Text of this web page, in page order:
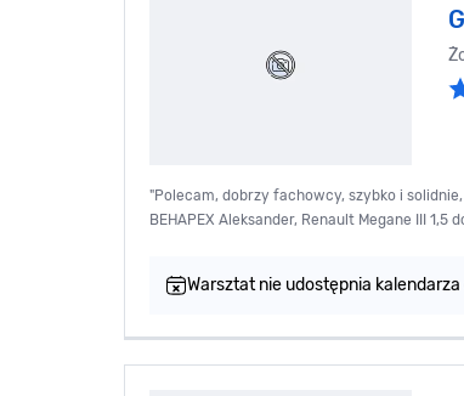
"Polecam, dobrzy fachowcy, szybko i solidnie,
BEHAPEX Aleksander, Renault Megane III 1,5
Warsztat nie udostępnia kalendarza